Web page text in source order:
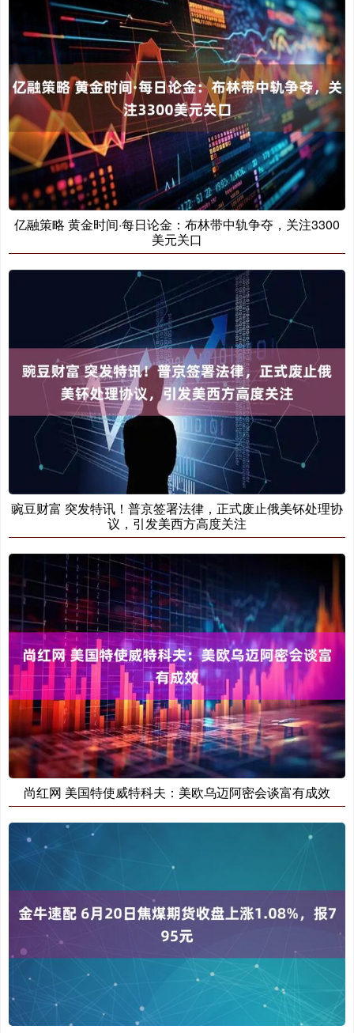
亿融策略 黄金时间·每日论金：布林带中轨争夺，关注3300
美元关口
豌豆财富 突发特讯！普京签署法律，正式废止俄美钚处理协
议，引发美西方高度关注
尚红网 美国特使威特科夫：美欧乌迈阿密会谈富有成效